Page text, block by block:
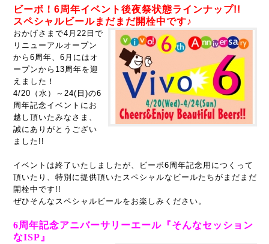
ビーボ！6周年イベント後夜祭状態ラインナップ!!
スペシャルビールまだまだ開栓中です♪
おかげさまで4月22日で
リニューアルオープン
から6周年、6月にはオ
ープンから13周年を迎
えました！
4/20（水）～24(日)の6
周年記念イベントに お
越し頂いたみなさま、
誠にありがとうござい
ました!!
イベントは終了いたしましたが、ビーボ6周年記念用につくって
頂いたり、特別に提供頂いたスペシャルなビールたちがまだまだ
開栓中です!!
ぜひそんなスペシャルビールをお楽しみください。
6周年記念アニバーサリーエール 『そんなセッション
なISP』